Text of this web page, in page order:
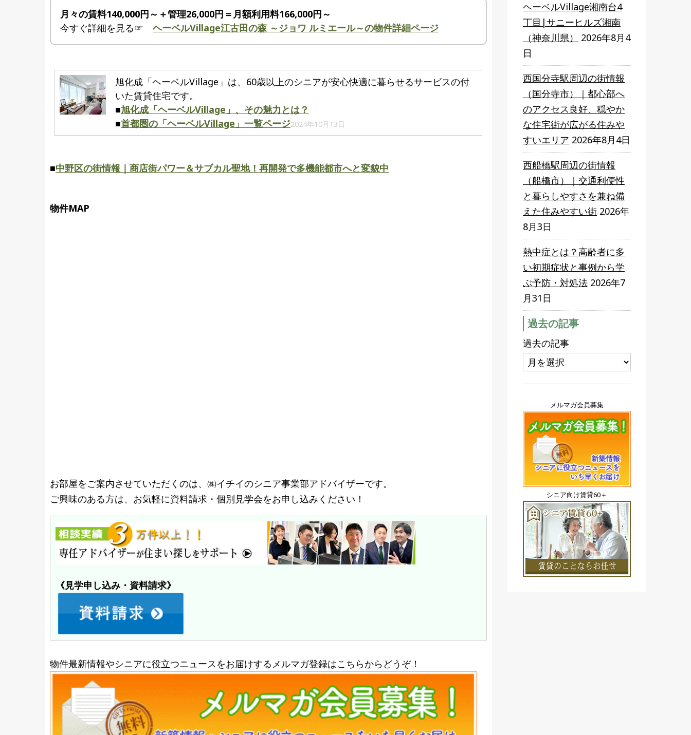
月々の賃料140,000円～＋管理26,000円＝月額利用料166,000円～
今すぐ詳細を見る☞ ヘーベルVillage江古田の森 ～ジョワ ルミエール～の物件詳細ページ
旭化成「ヘーベルVillage」は、60歳以上のシニアが安心快適に暮らせるサービスの付
いた賃貸住宅です。
■旭化成「ヘーベルVillage」、その魅力とは？
■首都圏の「ヘーベルVillage」一覧ページ2024年10月13日
■中野区の街情報｜商店街パワー＆サブカル聖地！再開発で多機能都市へと変貌中
物件MAP
お部屋をご案内させていただくのは、㈱イチイのシニア事業部アドバイザーです。
ご興味のある方は、お気軽に資料請求・個別見学会をお申し込みください！
《見学申し込み・資料請求》
物件最新情報やシニアに役立つニュースをお届けするメルマガ登録はこちらからどうぞ！
ヘーベルVillage湘南台4
丁目|サニーヒルズ湘南
（神奈川県）
2026年8月4
日
西国分寺駅周辺の街情報
（国分寺市）｜都心部へ
のアクセス良好、穏やか
な住宅街が広がる住みや
すいエリア 2026年8月4日
西船橋駅周辺の街情報
（船橋市）｜交通利便性
と暮らしやすさを兼ね備
えた住みやすい街 2026年
8月3日
熱中症とは？高齢者に多
い初期症状と事例から学
ぶ予防・対処法 2026年7
月31日
過去の記事
過去の記事
メルマガ会員募集
シニア向け賃貸60＋